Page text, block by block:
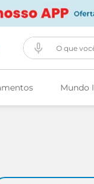
O que você
Mundo